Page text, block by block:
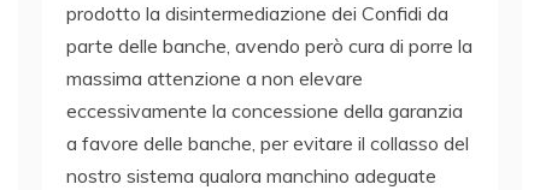
prodotto la disintermediazione dei Confidi da
parte delle banche, avendo però cura di porre la
massima attenzione a non elevare
eccessivamente la concessione della garanzia
a favore delle banche, per evitare il collasso del
nostro sistema qualora manchino adeguate